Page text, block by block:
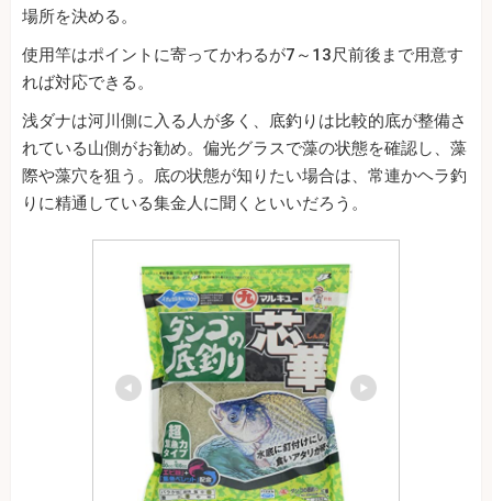
場所を決める。
使用竿はポイントに寄ってかわるが7～13尺前後まで用意す
れば対応できる。
浅ダナは河川側に入る人が多く、底釣りは比較的底が整備さ
れている山側がお勧め。偏光グラスで藻の状態を確認し、藻
際や藻穴を狙う。底の状態が知りたい場合は、常連かヘラ釣
りに精通している集金人に聞くといいだろう。